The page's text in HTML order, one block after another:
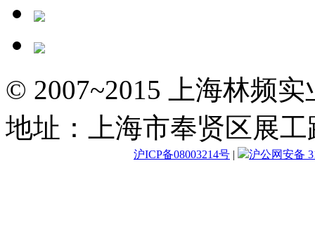
© 2007~2015 上海林频
地址：上海市奉贤区展工
沪ICP备08003214号 | 沪公网安备